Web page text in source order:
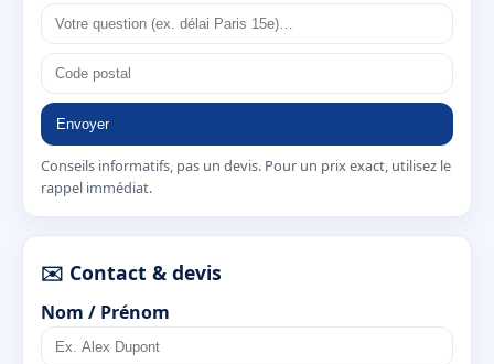
Envoyer
Conseils informatifs, pas un devis. Pour un prix exact, utilisez le
rappel immédiat.
✉️ Contact & devis
Nom / Prénom